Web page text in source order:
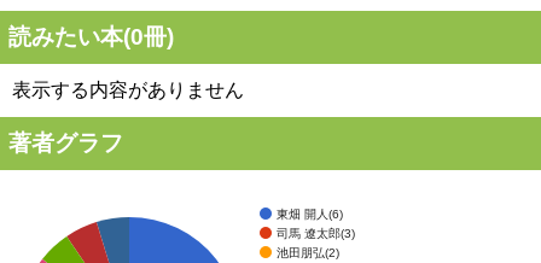
読みたい本(0冊)
表示する内容がありません
著者グラフ
東畑 開人(6)
司馬 遼太郎(3)
池田朋弘(2)